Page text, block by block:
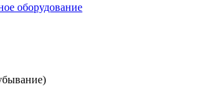
оборудование